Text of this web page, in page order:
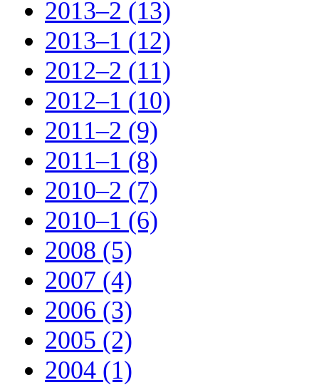
2013–2 (13)
2013–1 (12)
2012–2 (11)
2012–1 (10)
2011–2 (9)
2011–1 (8)
2010–2 (7)
2010–1 (6)
2008 (5)
2007 (4)
2006 (3)
2005 (2)
2004 (1)